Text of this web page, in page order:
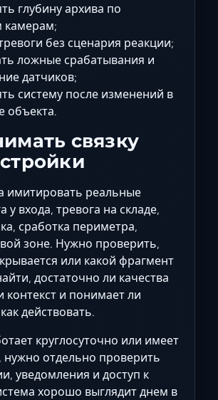
глубину архива по
камерам;
без сценария реакции;
ложные срабатывания и
датчиков;
систему после изменений в
объекта.
связку
имитировать реальные
у входа, тревога на складе,
сработка периметра,
зоне. Нужно проверить,
или какой фрагмент
достаточно ли качества
контекст и понимает ли
действовать.
круглосуточно или имеет
нужно отдельно проверить
уведомления и доступ к
хорошо выглядит днем в